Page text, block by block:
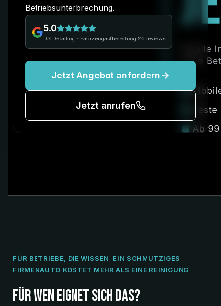
Betriebsunterbrechung.
5.0
DS Detailing - Fahrzeugaufbereitung·26 reviews
Jetzt Angebot anfordern
Jetzt anrufen
FÜR BETRIEBE, DIE WISSEN: EIN SCHMUTZIGES
FIRMENAUTO KOSTET MEHR ALS EINE REINIGUNG
Für wen eignet sich das?